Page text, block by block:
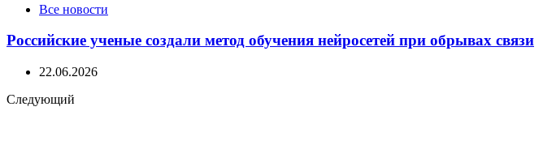
Все новости
Российские ученые создали метод обучения нейросетей при обрывах связи
22.06.2026
Следующий